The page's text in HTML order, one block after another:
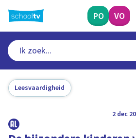
naar
hoofdinhoud
PO VO
Leesvaardigheid
2 dec